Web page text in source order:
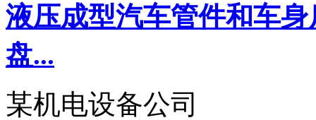
液压成型汽车管件和车
盘...
某机电设备公司